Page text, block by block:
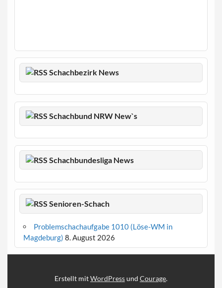
Schachbezirk News
Schachbund NRW New`s
Schachbundesliga News
Senioren-Schach
Problemschachaufgabe 1010 (Löse-WM in
Magdeburg) 8. August 2026
Erstellt mitWordPressund Courage.